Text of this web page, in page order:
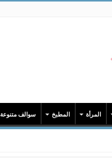
المرأة المطبخ سوالف متنوعة